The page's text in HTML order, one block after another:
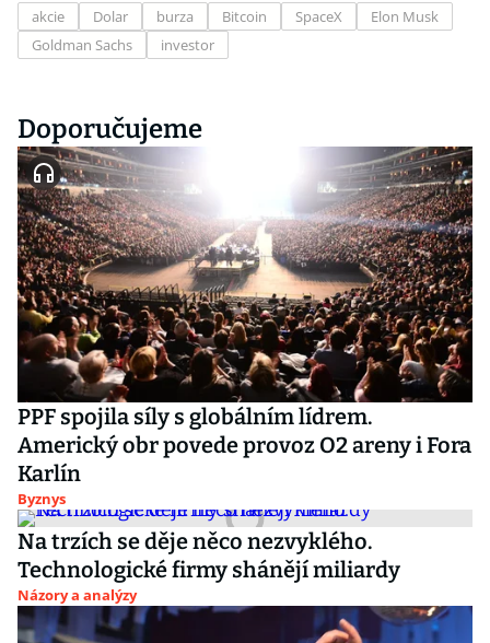
akcie Dolar burza Bitcoin SpaceX
Elon Musk
Goldman Sachs
investor
Doporučujeme
PPF spojila síly s globálním lídrem.
Americký obr povede provoz O2 areny i Fora
Karlín
Byznys
Na trzích se děje něco nezvyklého.
Technologické firmy shánějí miliardy
Názory a analýzy